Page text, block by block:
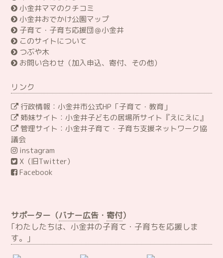
小金井ママのクチコミ
小金井おでかけ公園マップ
子育て・子育ち応援団＠小金井
このサイトについて
つぶや木
お問い合わせ（加入申込、寄付、その他）
リンク
行政情報：小金井市公式HP「子育て・教育」
姉妹サイト：小金井子どもの居場所サイト『えにえに』
管理サイト：小金井子育て・子育ち支援ネットワーク協
議会
instagram
X（旧Twitter）
Facebook
サポーター（バナー広告 ・ 寄付）
｢わたしたちは、小金井の子育て・子育ちを応援しま
す。｣